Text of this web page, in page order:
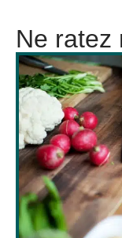
Ne ratez